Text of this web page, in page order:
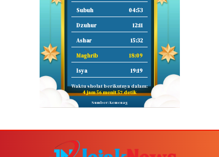
Subuh 04:53
Dzuhur 12:11
Ashar 15:32
Maghrib 18:09
Isya 19:19
Waktu sholat berikutnya dalam:
4 jam 56 menit 56 detik
Sumber: Kemenag